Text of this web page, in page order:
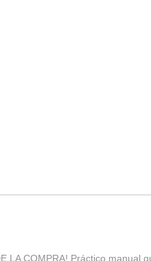
LA COMPRA! Práctico manual